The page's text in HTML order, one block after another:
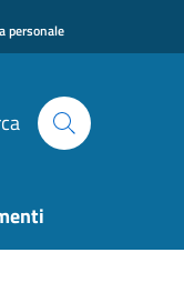
personale